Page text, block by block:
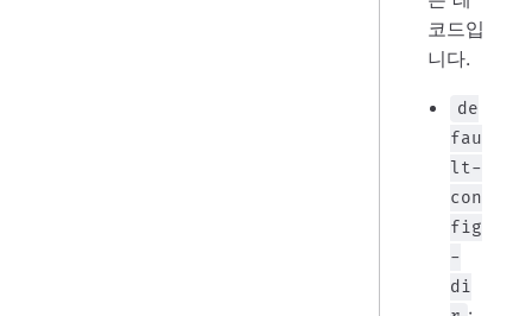
코드입
니다.
de
fau
lt-
con
fig
-
di